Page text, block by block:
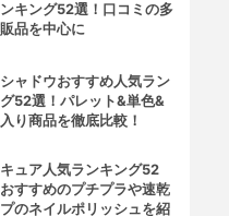
キング52選！口コミの多
品を中心に
ャドウおすすめ人気ラン
52選！パレット&単色&
り商品を徹底比較！
ュア人気ランキング52
すすめのプチプラや速乾
のネイルポリッシュを紹